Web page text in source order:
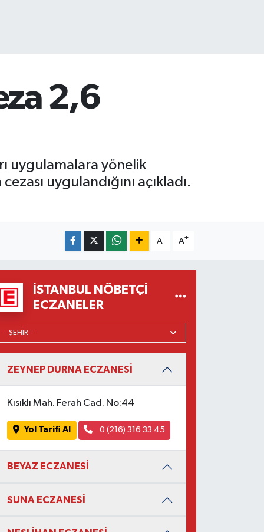
2,6
uygulamalara yönelik
uygulandığını açıkladı.
A- A+
İSTANBUL NÖBETÇI
ECZANELER
ZEYNEP DURNA ECZANESİ
Kısıklı Mah. Ferah Cad. No:44
Yol Tarifi Al 0 (216) 316 33 45
BEYAZ ECZANESİ
SUNA ECZANESİ